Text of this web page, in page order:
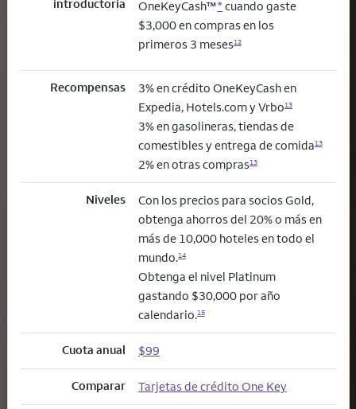
introductoria
OneKeyCash™* cuando gaste
$3,000 en compras en los
primeros 3 meses12
Recompensas
3% en crédito OneKeyCash en
Expedia, Hotels.com y Vrbo13
3% en gasolineras, tiendas de
comestibles y entrega de comida13
2% en otras compras13
Niveles
Con los precios para socios Gold,
obtenga ahorros del 20% o más en
más de 10,000 hoteles en todo el
mundo.14
Obtenga el nivel Platinum
gastando $30,000 por año
calendario.15
Cuota anual $99
Comparar Tarjetas de crédito One Key